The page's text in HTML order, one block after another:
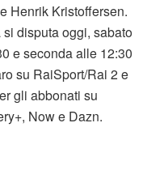
Henrik Kristoffersen.
disputa oggi, sabato
e seconda alle 12:30
su RaiSport/Rai 2 e
gli abbonati su
Now e Dazn.